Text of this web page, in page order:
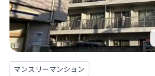
マンスリーマンション